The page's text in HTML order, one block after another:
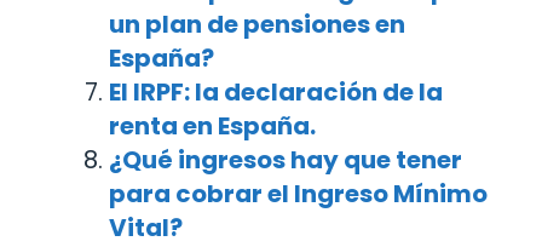
un plan de pensiones en
España?
El IRPF: la declaración de la
renta en España.
¿Qué ingresos hay que tener
para cobrar el Ingreso Mínimo
Vital?